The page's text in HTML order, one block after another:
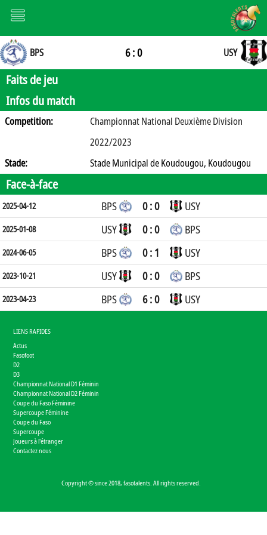
BPS 6 : 0 USY
Faits de jeu
Infos du match
Competition:
Championnat National Deuxième Division
2022/2023
Stade:
Stade Municipal de Koudougou, Koudougou
Face-à-face
2025-04-12 BPS 0 : 0 USY
2025-01-08 USY 0 : 0 BPS
2024-06-05 BPS 0 : 1 USY
2023-10-21 USY 0 : 0 BPS
2023-04-23 BPS 6 : 0 USY
LIENS RAPIDES
Actus
Fasofoot
D2
D3
Championnat National D1 Féminin
Championnat National D2 Féminin
Coupe du Faso Féminine
Supercoupe Féminine
Coupe du Faso
Supercoupe
Joueurs à l'étranger
Contactez nous
Copyright © since 2018, fasotalents. All rights reserved.